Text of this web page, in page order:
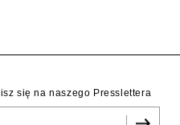
się na naszego Presslettera